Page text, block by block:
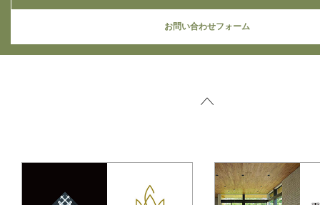
お問い合わせフォーム